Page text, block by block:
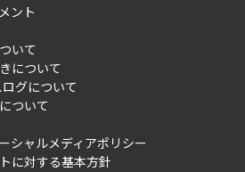
）
区以外）
まで
仲介事業部取り扱い物件入居申込
ント
いて
について
グについて
ついて
シャルメディアポリシー
に対する基本方針